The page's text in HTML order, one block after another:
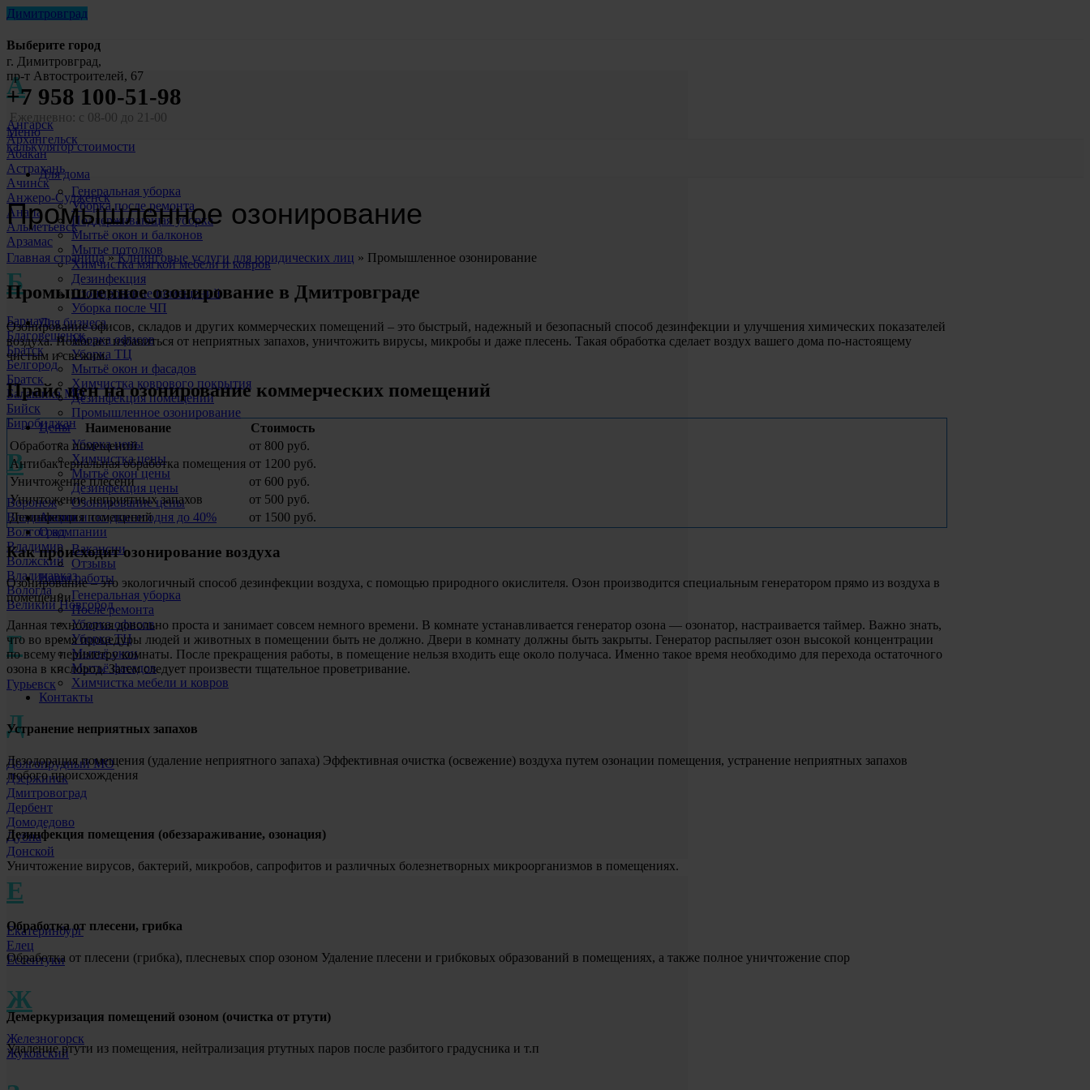
Димитровград
Выберите город
А
Ангарск
Архангельск
Абакан
Астрахань
Ачинск
Анжеро-Судженск
Анапа
Альметьевск
Арзамас
Б
Барнаул
Благовещенск
Братск
Белгород
Братск
Балашиха МО
Бийск
Биробиджан
В
Воронеж
Владивосток
Волгоград
Владимир
Волжский
Владикавказ
Вологда
Великий Новгород
Г
Гурьевск
Д
Долгопрудный МО
Дзержинск
Дмитровоград
Дербент
Домодедово
Дубна
Донской
Е
Екатеринбург
Елец
Ессентуки
Ж
Железногорск
Жуковский
г. Димитровград,
пр-т Автостроителей, 67
+7 958 100-51-98
Ежедневно: с 08-00 до 21-00
Меню
калькулятор стоимости
Для дома
Генеральная уборка
Уборка после ремонта
Поддерживающая уборка
Мытьё окон и балконов
Мытье потолков
Химчистка мягкой мебели и ковров
Дезинфекция
Озонирование помещений
Уборка после ЧП
Для бизнеса
Уборка офисов
Уборка ТЦ
Мытьё окон и фасадов
Химчистка коврового покрытия
Дезинфекция помещений
Промышленное озонирование
Цены
Уборка цены
Химчистка цены
Мытьё окон цены
Дезинфекция цены
Озонирование цены
Акции и скидкисегодня до 40%
О компании
Вакансии
Отзывы
Наши работы
Генеральная уборка
После ремонта
Уборка офисов
Уборка ТЦ
Мытьё окон
Мытьё фасадов
Химчистка мебели и ковров
Контакты
Промышленное озонирование
Главная страница»Клнинговые услуги для юридических лиц » Промышленное озонирование
Промышленное озонирование в Дмитровграде
Озонирование офисов, складов и других коммерческих помещений – это быстрый, надежный и безопасный способ дезинфекции и улучшения химических показателей
воздуха. Помогает избавиться от неприятных запахов, уничтожить вирусы, микробы и даже плесень. Такая обработка сделает воздух вашего дома по-настоящему
чистым и свежим.
Прайс цен на озонирование коммерческих помещений
Наименование
Стоимость
Обработка помещений
от 800 руб.
Антибактериальная обработка помещения от 1200 руб.
Уничтожение плесени
от 600 руб.
Уничтожение неприятных запахов
от 500 руб.
Дезинфекция помещений
от 1500 руб.
Как происходит озонирование воздуха
Озонирование – это экологичный способ дезинфекции воздуха, с помощью природного окислителя. Озон производится специальным генератором прямо из воздуха в
помещении.
Данная технология довольно проста и занимает совсем немного времени. В комнате устанавливается генератор озона — озонатор, настраивается таймер. Важно знать,
что во время процедуры людей и животных в помещении быть не должно. Двери в комнату должны быть закрыты. Генератор распыляет озон высокой концентрации
по всему периметру комнаты. После прекращения работы, в помещение нельзя входить еще около получаса. Именно такое время необходимо для перехода остаточного
озона в кислород. Затем следует произвести тщательное проветривание.
Устранение неприятных запахов
Дезодорация помещения (удаление неприятного запаха) Эффективная очистка (освежение) воздуха путем озонации помещения, устранение неприятных запахов
любого происхождения
Дезинфекция помещения (обеззараживание, озонация)
Уничтожение вирусов, бактерий, микробов, сапрофитов и различных болезнетворных микроорганизмов в помещениях.
Обработка от плесени, грибка
Обработка от плесени (грибка), плесневых спор озоном Удаление плесени и грибковых образований в помещениях, а также полное уничтожение спор
Демеркуризация помещений озоном (очистка от ртути)
Удаление ртути из помещения, нейтрализация ртутных паров после разбитого градусника и т.п